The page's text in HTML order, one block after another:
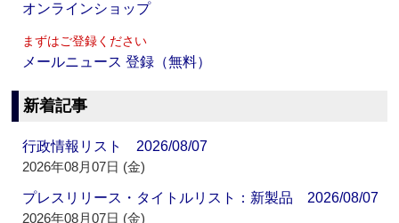
オンラインショップ
まずはご登録ください
メールニュース 登録（無料）
新着記事
行政情報リスト 2026/08/07
2026年08月07日 (金)
プレスリリース・タイトルリスト：新製品 2026/08/07
2026年08月07日 (金)